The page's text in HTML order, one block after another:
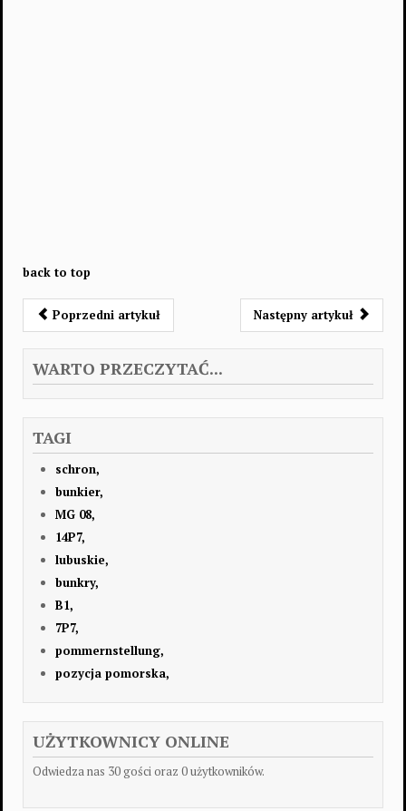
back to top
Poprzedni artykuł Następny artykuł
WARTO PRZECZYTAĆ...
TAGI
schron,
bunkier,
MG 08,
14P7,
lubuskie,
bunkry,
B1,
7P7,
pommernstellung,
pozycja pomorska,
UŻYTKOWNICY ONLINE
Odwiedza nas 30 gości oraz 0 użytkowników.